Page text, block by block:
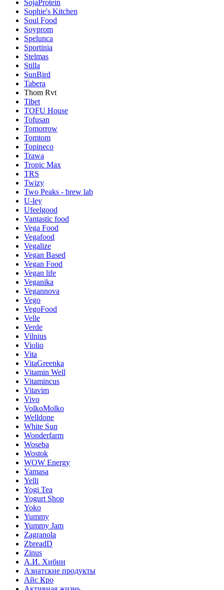
SojaProtein
Sophie's Kitchen
Soul Food
Soyprom
Spelunca
Sportinia
Stelmas
Stilla
SunBird
Tabera
Thom Rvt
Tibet
TOFU House
Tofusan
Tomorrow
Tomtom
Topineco
Trawa
Tropic Max
TRS
Twizy
Two Peaks - brew lab
U-ley
Ufeelgood
Vantastic food
Vega Food
Vegafood
Vegalize
Vegan Based
Vegan Food
Vegan life
Veganika
Vegannova
Vego
VegoFood
Velle
Verde
Vilnius
Violio
Vita
VitaGreenka
Vitamin Well
Vitamincus
Vitavim
Vivo
VolkoMolko
Welldone
White Sun
Wonderfarm
Woseba
Wostok
WOW Energy
Yamasa
Yelli
Yogi Tea
Yogurt Shop
Yoko
Yummy
Yummy Jam
Zagranola
ZbreadD
Zinus
А.И. Хибин
Азиатские продукты
Айс Кро